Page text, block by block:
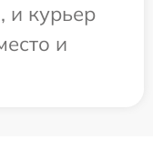
и курьер
и